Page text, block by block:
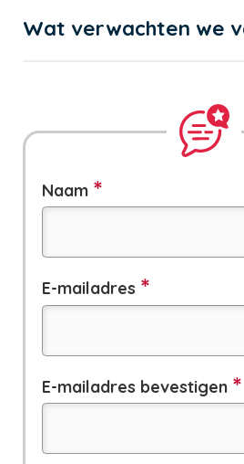
Wat verwachten we
Naam
E-
mailadres
E-mailadres
E-mailadres bevestigen